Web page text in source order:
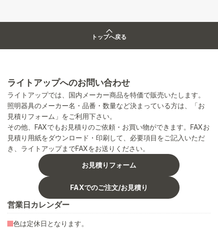
トップへ戻る
ライトアップへのお問い合わせ
ライトアップでは、国内メーカー商品を特価で販売いたします。
照明器具のメーカー名・品番・数量など決まっている方は、「お
見積りフォーム」をご利用下さい。
その他、FAXでもお見積りのご依頼・お買い物ができます。FAXお
見積り用紙をダウンロード・印刷して、必要項目をご記入いただ
き、ライトアップまでFAXをお送りください。
お見積りフォーム
FAXでのご注文/お見積り
営業日カレンダー
色は定休日となります。